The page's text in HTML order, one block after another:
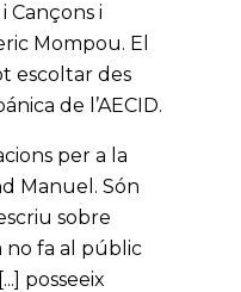
Cançons i
Mompou. El
escoltar des
de l’AECID.
per a la
Manuel. Són
sobre
no fa al públic
posseeix